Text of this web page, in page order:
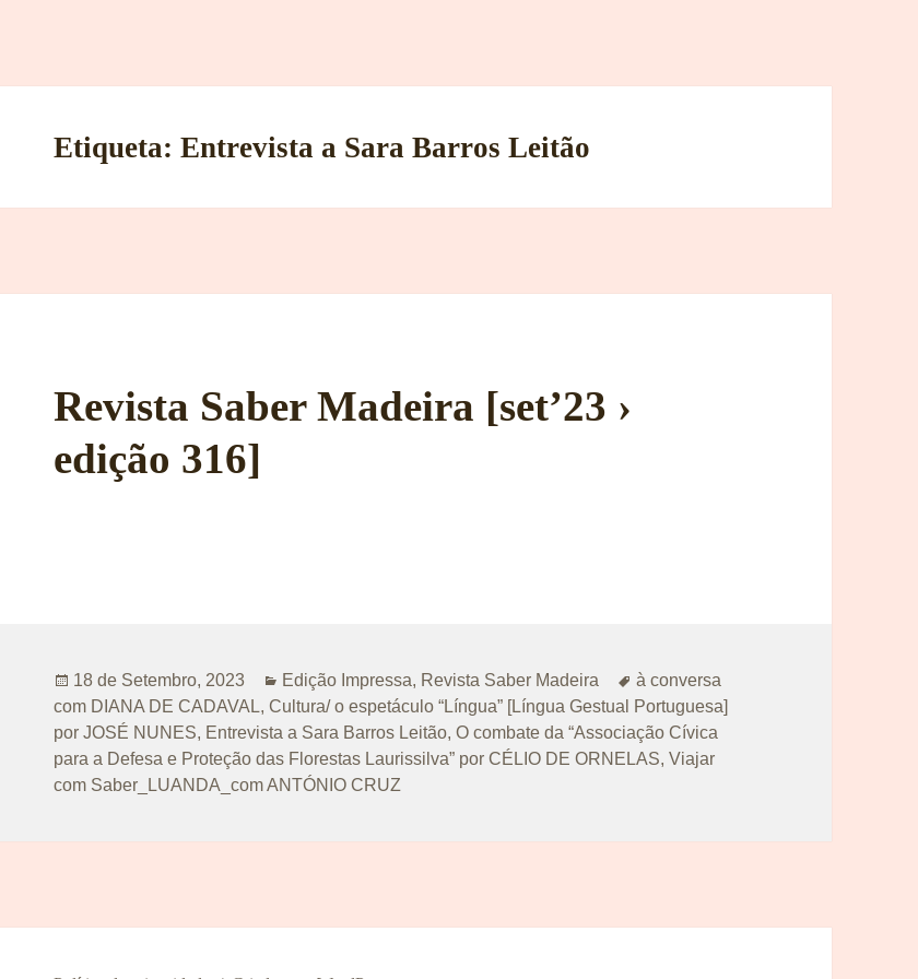
Etiqueta:Entrevista a Sara Barros Leitão
Revista Saber Madeira [set’23 ›
edição 316]
Publicado
a
18 de Setembro, 2023 Categorias
Edição Impressa, Revista Saber Madeira Etiquetas
à conversa
com DIANA DE CADAVAL,Cultura/ o espetáculo “Língua” [Língua Gestual Portuguesa]
por JOSÉ NUNES, Entrevista a Sara Barros Leitão,O combate da “Associação Cívica
para a Defesa e Proteção das Florestas Laurissilva” por CÉLIO DE ORNELAS,Viajar
com Saber_LUANDA_com ANTÓNIO CRUZ